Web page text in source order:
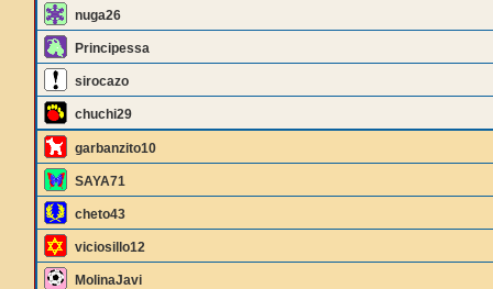
nuga26
Principessa
sirocazo
chuchi29
garbanzito10
SAYA71
cheto43
viciosillo12
MolinaJavi